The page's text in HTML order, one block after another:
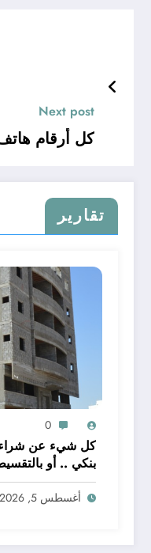
Next post
كل أرقام هاتف و عناوين فنادق الجزائر عناوين و ارقام هاتف الجزائر 5 نجوم .. ابحث عن رقم هاتف فندق في
تقارير
0
بنكي .. أو
أغسطس 5, 2026